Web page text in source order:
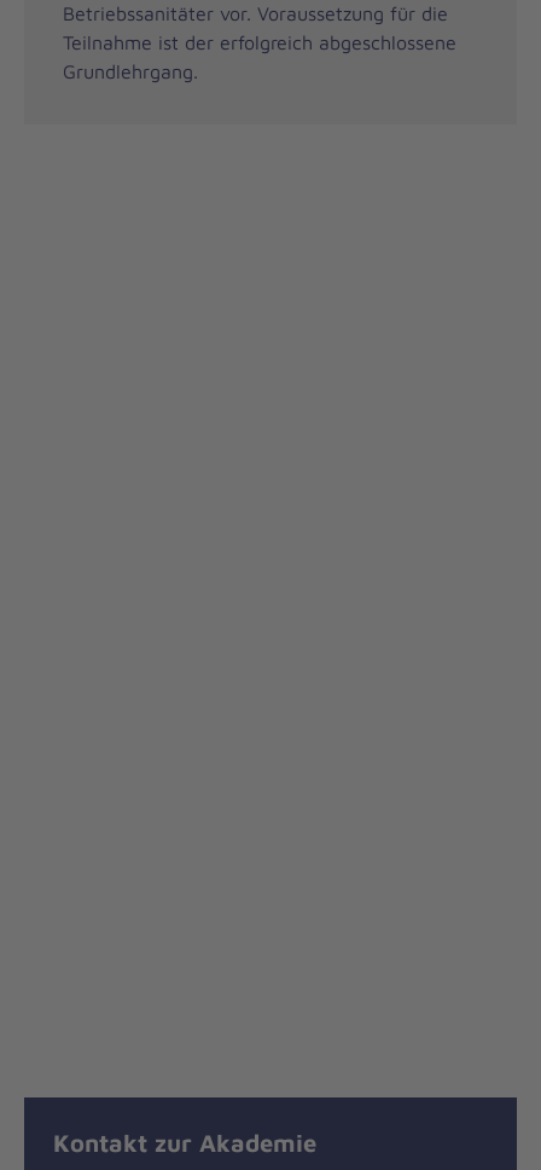
Betriebssanitäter vor. Voraussetzung für die
Teilnahme ist der erfolgreich abgeschlossene
Grundlehrgang.
Kontakt zur Akademie